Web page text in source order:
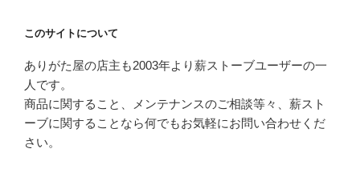
このサイトについて
ありがた屋の店主も2003年より薪ストーブユーザーの一
人です。
商品に関すること、メンテナンスのご相談等々、薪スト
ーブに関することなら何でもお気軽にお問い合わせくだ
さい。